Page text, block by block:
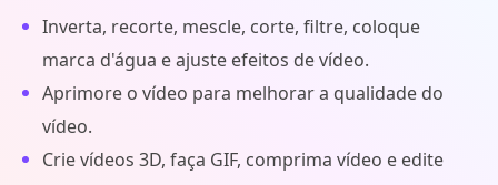
Inverta, recorte, mescle, corte, filtre, coloque
marca d'água e ajuste efeitos de vídeo.
Aprimore o vídeo para melhorar a qualidade do
vídeo.
Crie vídeos 3D, faça GIF, comprima vídeo e edite